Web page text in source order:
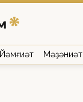
Йәмғиәт Мәҙәниәт